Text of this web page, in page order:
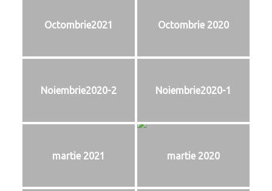
Octombrie2021 Octombrie 2020
Noiembrie2020-2 Noiembrie2020-1
martie 2021 martie 2020